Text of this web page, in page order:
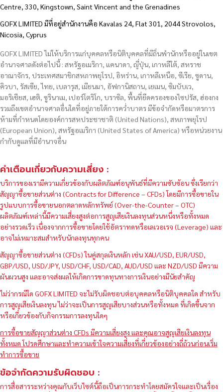
Centre, 330, Kingstown, Saint Vincent and the Grenadines
GOFX LIMITED มีที่อยู่สำนักงานคือ Kavalas 24, Flat 301, 2044 Strovolos,
Nicosia, Cyprus
GOFX LIMITED ไม่ให้บริการแก่บุคคลหรือนิติบุคคลที่มีถิ่นพำนักหรืออยู่ในเขต
อำนาจศาลดังต่อไปนี้ : สหรัฐอเมริกา, แคนาดา, ญี่ปุ่น, เกาหลีใต้, สหราช
อาณาจักร, ประเทศสมาชิกสหภาพยุโรป, อิหร่าน, เกาหลีเหนือ, ซีเรีย, ซูดาน,
คิวบา, รัสเซีย, ไทย, เบลารุส, เมียนมา, อัฟกานิสถาน, เยเมน, ซิมบับเว,
มอริเชียส, เฮติ, ซูรินาเม, เปอร์โตริโก, บราซิล, พื้นที่ยึดครองของไซปรัส, ฮ่องกง
รวมถึงเขตอำนาจศาลอื่นใดที่อยู่ภายใต้การคว่ำบาตร มีข้อจำกัดหรือมาตรการ
ห้ามที่กำหนดโดยองค์การสหประชาชาติ (United Nations), สหภาพยุโรป
(European Union), สหรัฐอเมริกา (United States of America) หรือหน่วยงาน
กำกับดูแลที่มีอำนาจอื่น
คำเตือนเกี่ยวกับความเสี่ยง :
บริการของเรามีความเกี่ยวข้องกับผลิตภัณฑ์อนุพันธ์ที่มีความซับซ้อน ซึ่งเรียกว่า
สัญญาซื้อขายส่วนต่าง (Contracts for Difference – CFDs) โดยมีการซื้อขายใน
รูปแบบการซื้อขายนอกตลาดหลักทรัพย์ (Over-the-Counter – OTC)
ผลิตภัณฑ์เหล่านี้มีความเสี่ยงสูงต่อการสูญเสียเงินลงทุนส่วนหนึ่งหรือทั้งหมด
อย่างรวดเร็ว เนื่องจากการซื้อขายโดยใช้อัตราทดหรือเลเวอเรจ (Leverage) และ
อาจไม่เหมาะสมสำหรับนักลงทุนทุกคน
สัญญาซื้อขายส่วนต่าง (CFDs) ในคู่สกุลเงินหลัก เช่น XAU/USD, EUR/USD,
GBP/USD, USD/JPY, USD/CHF, USD/CAD, AUD/USD และ NZD/USD มีความ
ผันผวนสูง และอาจส่งผลให้เกิดการขาดทุนทางการเงินอย่างมีนัยสำคัญ
ไม่ว่ากรณีใด GOFX LIMITED จะไม่รับผิดชอบต่อบุคคลหรือนิติบุคคลใด สำหรับ
การสูญเสียเงินลงทุน ไม่ว่าจะเป็นการสูญเสียบางส่วนหรือทั้งหมด ที่เกิดขึ้นจาก
หรือเกี่ยวข้องกับกิจกรรมการลงทุนใดๆ
การซื้อขายสัญญาส่วนต่าง CFDs มีความเสี่ยงสูง และคุณอาจสูญเสียเงินลงทุน
ทั้งหมด โปรดศึกษาและทำความเข้าใจความเสี่ยงที่เกี่ยวข้องอย่างถี่ถ้วนก่อนเริ่ม
ทำการซื้อขาย
ข้อจำกัดความรับผิดชอบ :
การสื่อสารระหว่างคุณกับเว็บไซต์นี้ถือเป็นการกระทำโดยสมัครใจและเป็นเรื่อง